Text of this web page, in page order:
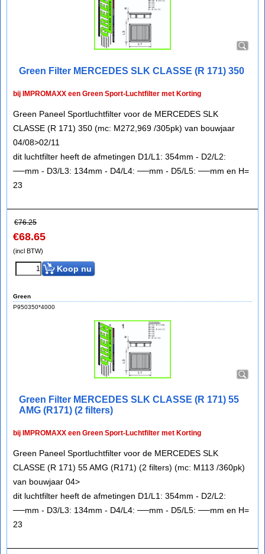
Green Filter MERCEDES SLK CLASSE (R 171) 350
bij IMPROMAXX een Green Sport-Luchtfilter met Korting
Green Paneel Sportluchtfilter voor de MERCEDES SLK
CLASSE (R 171) 350 (mc: M272,969 /305pk) van bouwjaar
04/08>02/11
dit luchtfilter heeft de afmetingen D1/L1: 354mm - D2/L2:
──mm - D3/L3: 134mm - D4/L4: ──mm - D5/L5: ──mm en H=
23
€76.25
€68.65
(incl BTW)
Koop nu
Green
P950350*4000
Green Filter MERCEDES SLK CLASSE (R 171) 55
AMG (R171) (2 filters)
bij IMPROMAXX een Green Sport-Luchtfilter met Korting
Green Paneel Sportluchtfilter voor de MERCEDES SLK
CLASSE (R 171) 55 AMG (R171) (2 filters) (mc: M113 /360pk)
van bouwjaar 04>
dit luchtfilter heeft de afmetingen D1/L1: 354mm - D2/L2:
──mm - D3/L3: 134mm - D4/L4: ──mm - D5/L5: ──mm en H=
23